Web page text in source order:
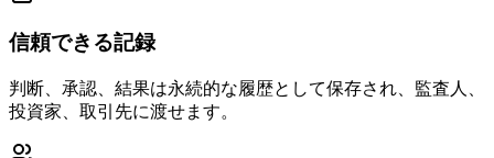
信頼できる記録
判断、承認、結果は永続的な履歴として保存され、監査人、
投資家、取引先に渡せます。